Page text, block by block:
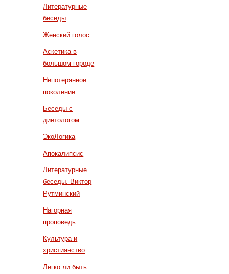
Литературные
беседы
Женский голос
Аскетика в
большом городе
Непотерянное
поколение
Беседы с
диетологом
ЭкоЛогика
Апокалипсис
Литературные
беседы. Виктор
Рутминский
Нагорная
проповедь
Культура и
христианство
Легко ли быть